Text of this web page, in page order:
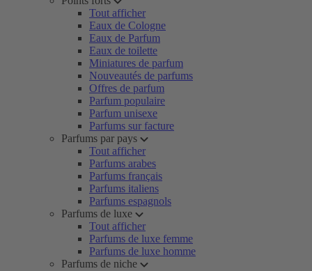
Tout afficher
Eaux de Cologne
Eaux de Parfum
Eaux de toilette
Miniatures de parfum
Nouveautés de parfums
Offres de parfum
Parfum populaire
Parfum unisexe
Parfums sur facture
Parfums par pays
Tout afficher
Parfums arabes
Parfums français
Parfums italiens
Parfums espagnols
Parfums de luxe
Tout afficher
Parfums de luxe femme
Parfums de luxe homme
Parfums de niche